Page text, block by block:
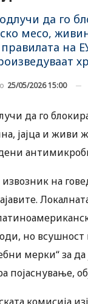
одлучи да го
месо,
на
25/05/2026 15:00
да го
јајца и
извозник на
но всушност
мерки“ за
појаснување,